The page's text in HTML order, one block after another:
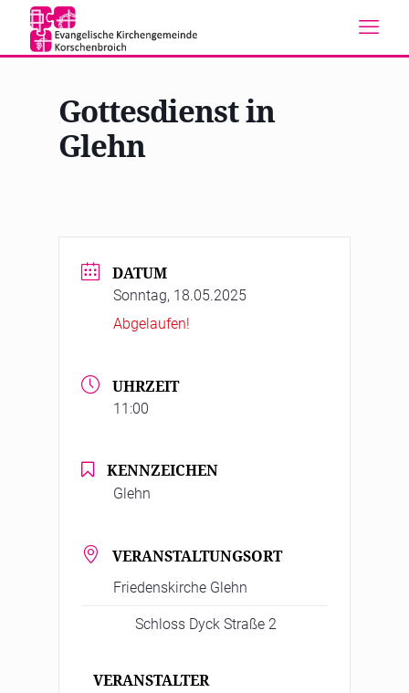
Gottesdienst in
Glehn
DATUM
Sonntag, 18.05.2025
Abgelaufen!
UHRZEIT
11:00
KENNZEICHEN
Glehn
VERANSTALTUNGSORT
Friedenskirche Glehn
Schloss Dyck Straße 2
VERANSTALTER